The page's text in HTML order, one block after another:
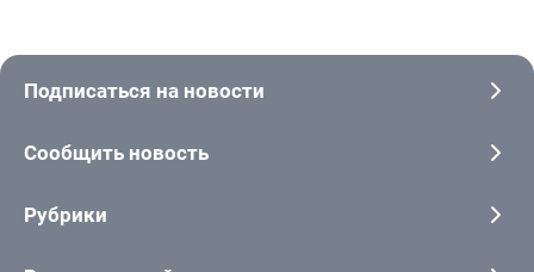
Подписаться на новости
Сообщить новость
Рубрики